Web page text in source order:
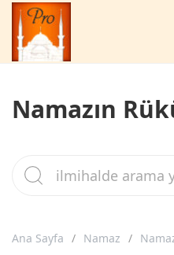
Namazın
Ana Sayfa Namaz